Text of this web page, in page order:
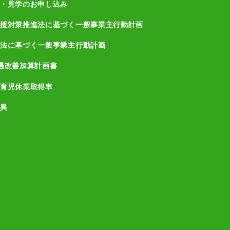
見学のお申し込み
対策推進法に基づく一般事業主行動計画
に基づく一般事業主行動計画
改善加算計画書
児休業取得率